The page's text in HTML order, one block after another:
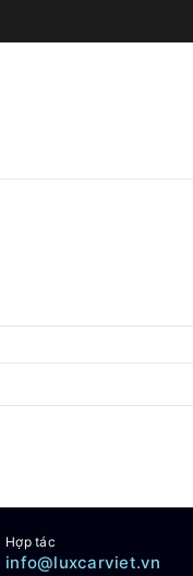
Hợp tác
info@luxcarviet.vn